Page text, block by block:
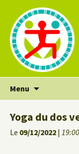
Menu
Yoga du dos
Le 09/12/2022 |